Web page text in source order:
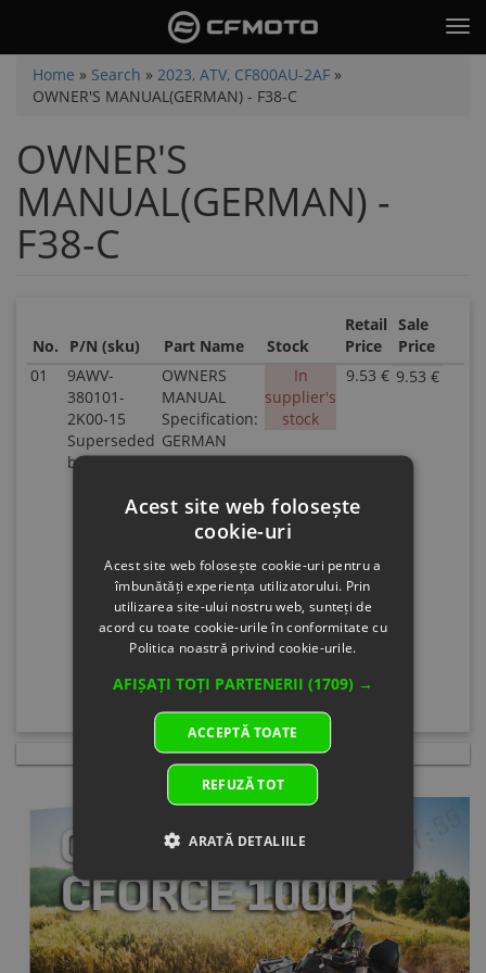
main
contentYou
are
here
Home » Search » 2023, ATV, CF800AU-2AF »
OWNER'S MANUAL(GERMAN) - F38-C
OWNER'S
MANUAL(GERMAN) -
F38-C
No. P/N (sku) Part Name Stock
Retail
Price
Sale
Price
01
9AWV-
380101-
2K00-15
Superseded
by: null
OWNERS
MANUAL
Specification:
GERMAN
In
supplier's
stock
9.53 € 9.53 €
Qty
1
NR
Acest site web folosește
cookie-uri
Acest site web folosește cookie-uri pentru a
îmbunătăți experiența utilizatorului. Prin
utilizarea site-ului nostru web, sunteți de
acord cu toate cookie-urile în conformitate cu
Politica noastră privind cookie-urile.
AFIȘAȚI TOȚI PARTENERII (1709) →
ACCEPTĂ TOATE
REFUZĂ TOT
ARATĂ DETALIILE